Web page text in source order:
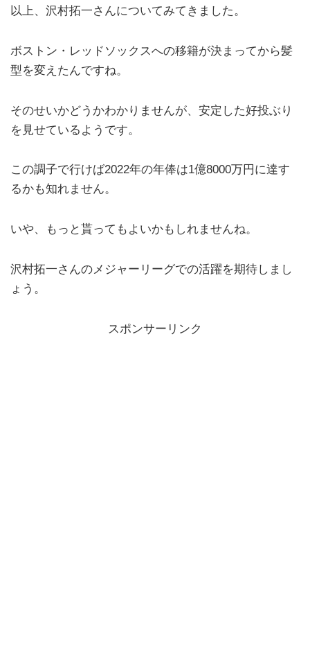
以上、沢村拓一さんについてみてきました。
ボストン・レッドソックスへの移籍が決まってから髪
型を変えたんですね。
そのせいかどうかわかりませんが、安定した好投ぶり
を見せているようです。
この調子で行けば2022年の年俸は1億8000万円に達す
るかも知れません。
いや、もっと貰ってもよいかもしれませんね。
沢村拓一さんのメジャーリーグでの活躍を期待しまし
ょう。
スポンサーリンク